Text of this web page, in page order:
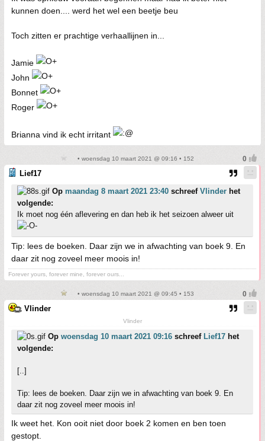
kunnen doen.... werd het wel een beetje beu
Toch zitten er prachtige verhaallijnen in...
Jamie
John
Bonnet
Roger
Brianna vind ik echt irritant
• woensdag 10 maart 2021 @ 09:16 • 152
Lief17
Op maandag 8 maart 2021 23:40 schreef Vlinder het
volgende:
Ik moet nog één aflevering en dan heb ik het seizoen alweer uit
Tip: lees de boeken. Daar zijn we in afwachting van boek 9. En
daar zit nog zoveel meer moois in!
Forever yours, forever mine, forever ours...
• woensdag 10 maart 2021 @ 09:45 • 153
Vlinder
Vlinder
Op woensdag 10 maart 2021 09:16 schreef Lief17 het
volgende:
[..]
Tip: lees de boeken. Daar zijn we in afwachting van boek 9. En
daar zit nog zoveel meer moois in!
Ik weet het. Kon ooit niet door boek 2 komen en ben toen
gestopt.